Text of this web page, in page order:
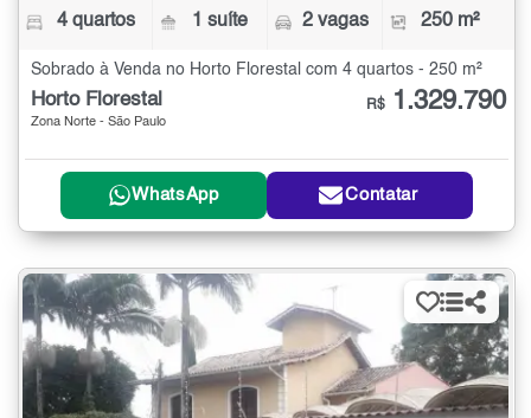
4 quartos 1 suíte 2 vagas 250 m²
Sobrado à Venda no Horto Florestal com 4 quartos - 250 m²
Horto Florestal
Zona Norte - São Paulo
R$ 1.329.790
WhatsApp Contatar